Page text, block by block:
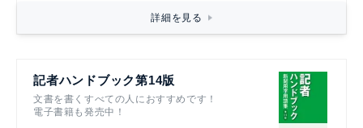
詳細を見る
記者ハンドブック第14版
文書を書くすべての人におすすめです！
電子書籍も発売中！